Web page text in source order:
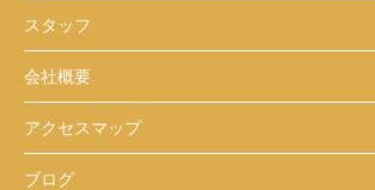
スタッフ
会社概要
アクセスマップ
ブログ